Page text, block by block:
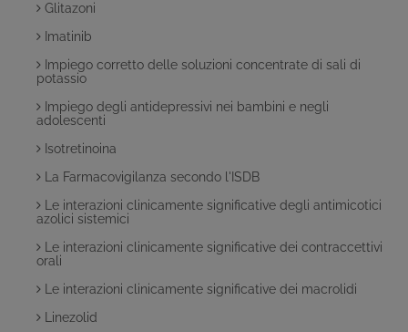
Glitazoni
Imatinib
Impiego corretto delle soluzioni concentrate di sali di
potassio
Impiego degli antidepressivi nei bambini e negli
adolescenti
Isotretinoina
La Farmacovigilanza secondo l'ISDB
Le interazioni clinicamente significative degli antimicotici
azolici sistemici
Le interazioni clinicamente significative dei contraccettivi
orali
Le interazioni clinicamente significative dei macrolidi
Linezolid